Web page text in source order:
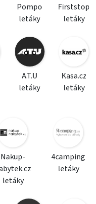
Pompo
letáky
Firststop
letáky
A.T.U
letáky
Kasa.cz
letáky
Nakup-
letáky
4camping
letáky